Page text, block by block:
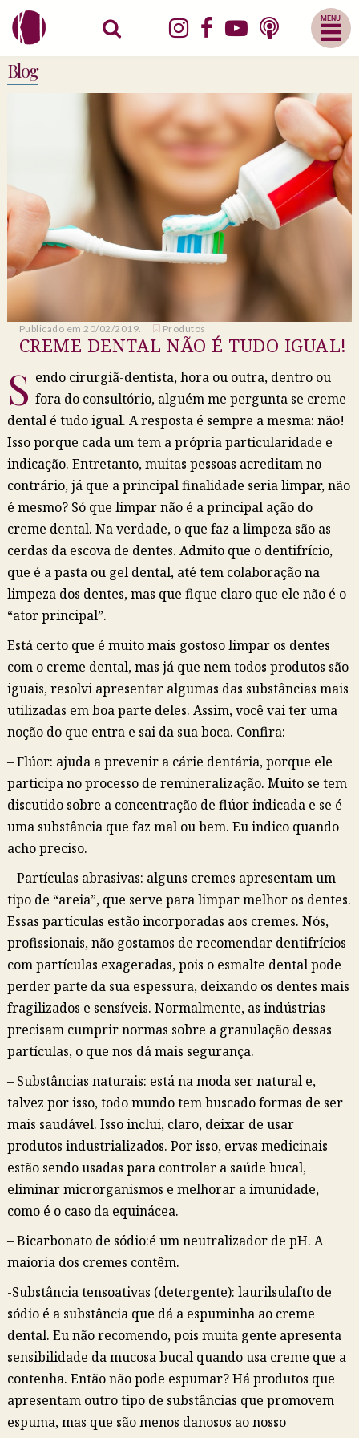
Abrir
Menu
Mobile
Blog
Publicado em 20/02/2019. Produtos
CREME DENTAL NÃO É TUDO IGUAL!
S endo cirurgiã-dentista, hora ou outra, dentro ou
fora do consultório, alguém me pergunta se creme
dental é tudo igual. A resposta é sempre a mesma: não!
Isso porque cada um tem a própria particularidade e
indicação. Entretanto, muitas pessoas acreditam no
contrário, já que a principal finalidade seria limpar, não
é mesmo? Só que limpar não é a principal ação do
creme dental. Na verdade, o que faz a limpeza são as
cerdas da escova de dentes. Admito que o dentifrício,
que é a pasta ou gel dental, até tem colaboração na
limpeza dos dentes, mas que fique claro que ele não é o
“ator principal”.
Está certo que é muito mais gostoso limpar os dentes
com o creme dental, mas já que nem todos produtos são
iguais, resolvi apresentar algumas das substâncias mais
utilizadas em boa parte deles. Assim, você vai ter uma
noção do que entra e sai da sua boca. Confira:
– Flúor: ajuda a prevenir a cárie dentária, porque ele
participa no processo de remineralização. Muito se tem
discutido sobre a concentração de flúor indicada e se é
uma substância que faz mal ou bem. Eu indico quando
acho preciso.
– Partículas abrasivas: alguns cremes apresentam um
tipo de “areia”, que serve para limpar melhor os dentes.
Essas partículas estão incorporadas aos cremes. Nós,
profissionais, não gostamos de recomendar dentifrícios
com partículas exageradas, pois o esmalte dental pode
perder parte da sua espessura, deixando os dentes mais
fragilizados e sensíveis. Normalmente, as indústrias
precisam cumprir normas sobre a granulação dessas
partículas, o que nos dá mais segurança.
– Substâncias naturais: está na moda ser natural e,
talvez por isso, todo mundo tem buscado formas de ser
mais saudável. Isso inclui, claro, deixar de usar
produtos industrializados. Por isso, ervas medicinais
estão sendo usadas para controlar a saúde bucal,
eliminar microrganismos e melhorar a imunidade,
como é o caso da equinácea.
– Bicarbonato de sódio:é um neutralizador de pH. A
maioria dos cremes contêm.
-Substância tensoativas (detergente): laurilsulafto de
sódio é a substância que dá a espuminha ao creme
dental. Eu não recomendo, pois muita gente apresenta
sensibilidade da mucosa bucal quando usa creme que a
contenha. Então não pode espumar? Há produtos que
apresentam outro tipo de substâncias que promovem
espuma, mas que são menos danosos ao nosso